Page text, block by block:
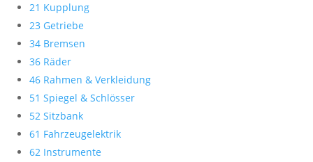
21 Kupplung
23 Getriebe
34 Bremsen
36 Räder
46 Rahmen & Verkleidung
51 Spiegel & Schlösser
52 Sitzbank
61 Fahrzeugelektrik
62 Instrumente